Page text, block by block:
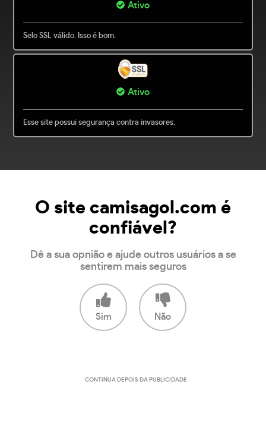
Ativo
Selo SSL válido. Isso é bom.
Ativo
Esse site possui segurança contra invasores.
O site camisagol.com é
confiável?
Dê a sua opnião e ajude outros usuários a se
sentirem mais seguros
Sim Não
CONTINUA DEPOIS DA PUBLICIDADE